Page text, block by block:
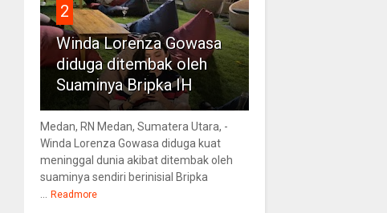
2
Winda Lorenza Gowasa
diduga ditembak oleh
Suaminya Bripka IH
Medan, RN Medan, Sumatera Utara, -
Winda Lorenza Gowasa diduga kuat
meninggal dunia akibat ditembak oleh
suaminya sendiri berinisial Bripka
Readmore